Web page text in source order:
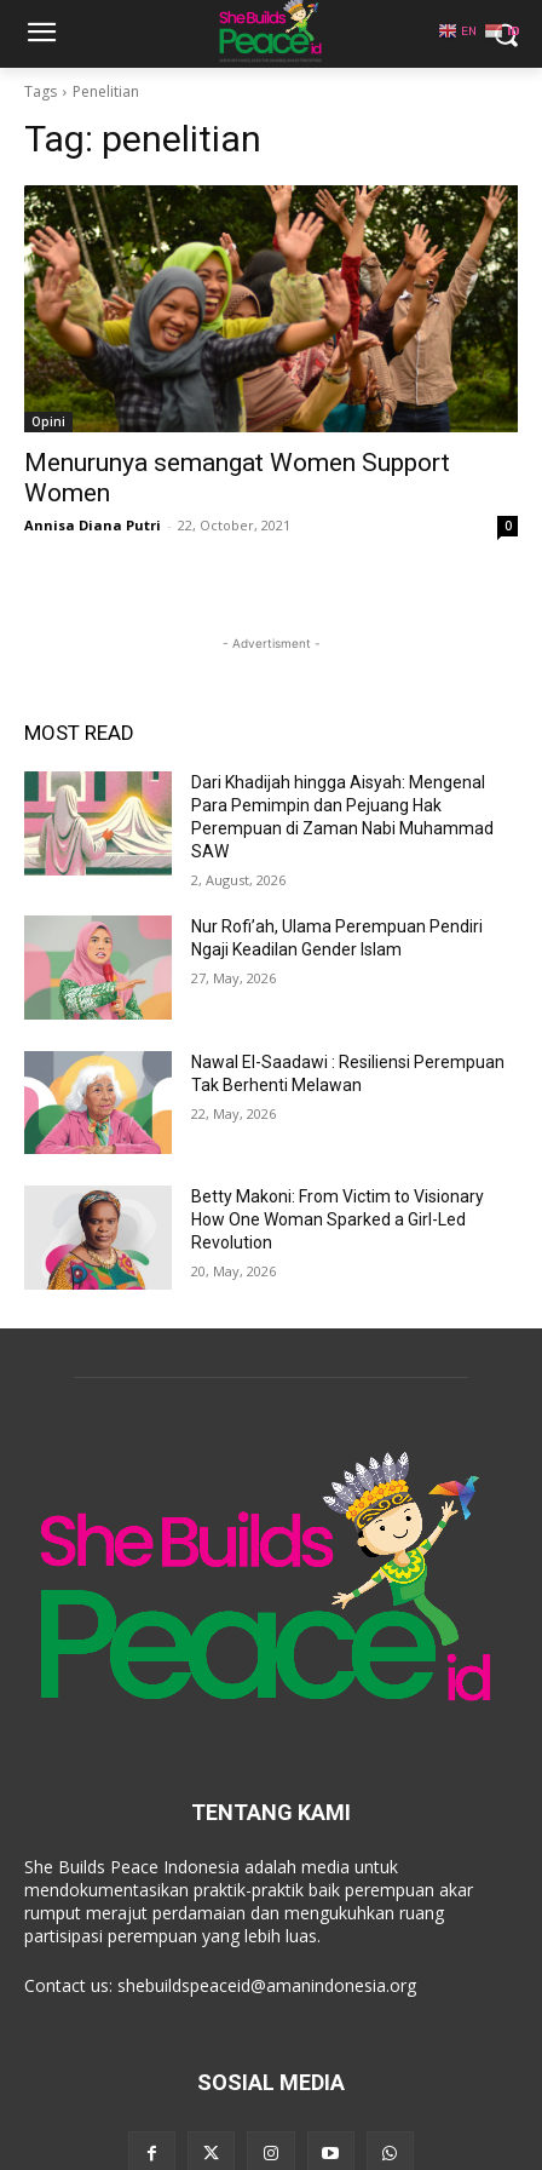
Tags Penelitian
Tag: penelitian
Opini
Menurunya semangat Women Support
Women
Annisa Diana Putri - 22, October, 2021 0
- Advertisment -
MOST READ
Dari Khadijah hingga Aisyah: Mengenal
Para Pemimpin dan Pejuang Hak
Perempuan di Zaman Nabi Muhammad
SAW
2, August, 2026
Nur Rofi’ah, Ulama Perempuan Pendiri
Ngaji Keadilan Gender Islam
27, May, 2026
Nawal El-Saadawi : Resiliensi Perempuan
Tak Berhenti Melawan
22, May, 2026
Betty Makoni: From Victim to Visionary
How One Woman Sparked a Girl-Led
Revolution
20, May, 2026
TENTANG KAMI
She Builds Peace Indonesia adalah media untuk
mendokumentasikan praktik-praktik baik perempuan akar
rumput merajut perdamaian dan mengukuhkan ruang
partisipasi perempuan yang lebih luas.
Contact us: shebuildspeaceid@amanindonesia.org
SOSIAL MEDIA
EN ID